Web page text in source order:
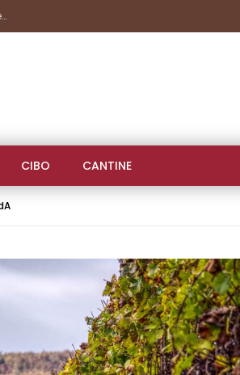
Marina Gourmet, un’istantanea di fine settembre che ha fatto registrare importanti presenze
CIBO CANTINE